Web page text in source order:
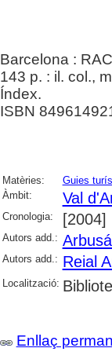
Barcelona :
143 p. : il. col.,
Índex.
ISBN
Matèries: Guies
Àmbit:
Val
Cronologia: [2004]
Autors add.:
Autors add.: Reial
Localització:
Enllaç